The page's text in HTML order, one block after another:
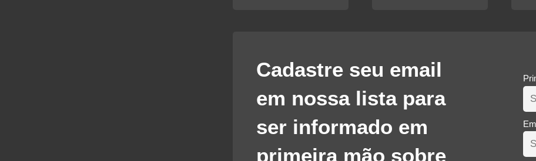
Cadastre seu email
em nossa lista para
ser informado em
primeira mão sobre